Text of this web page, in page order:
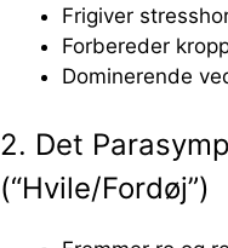
Frigiver
Forbereder
Dominerende
2. Det
(“Hvile/Fordøj”)